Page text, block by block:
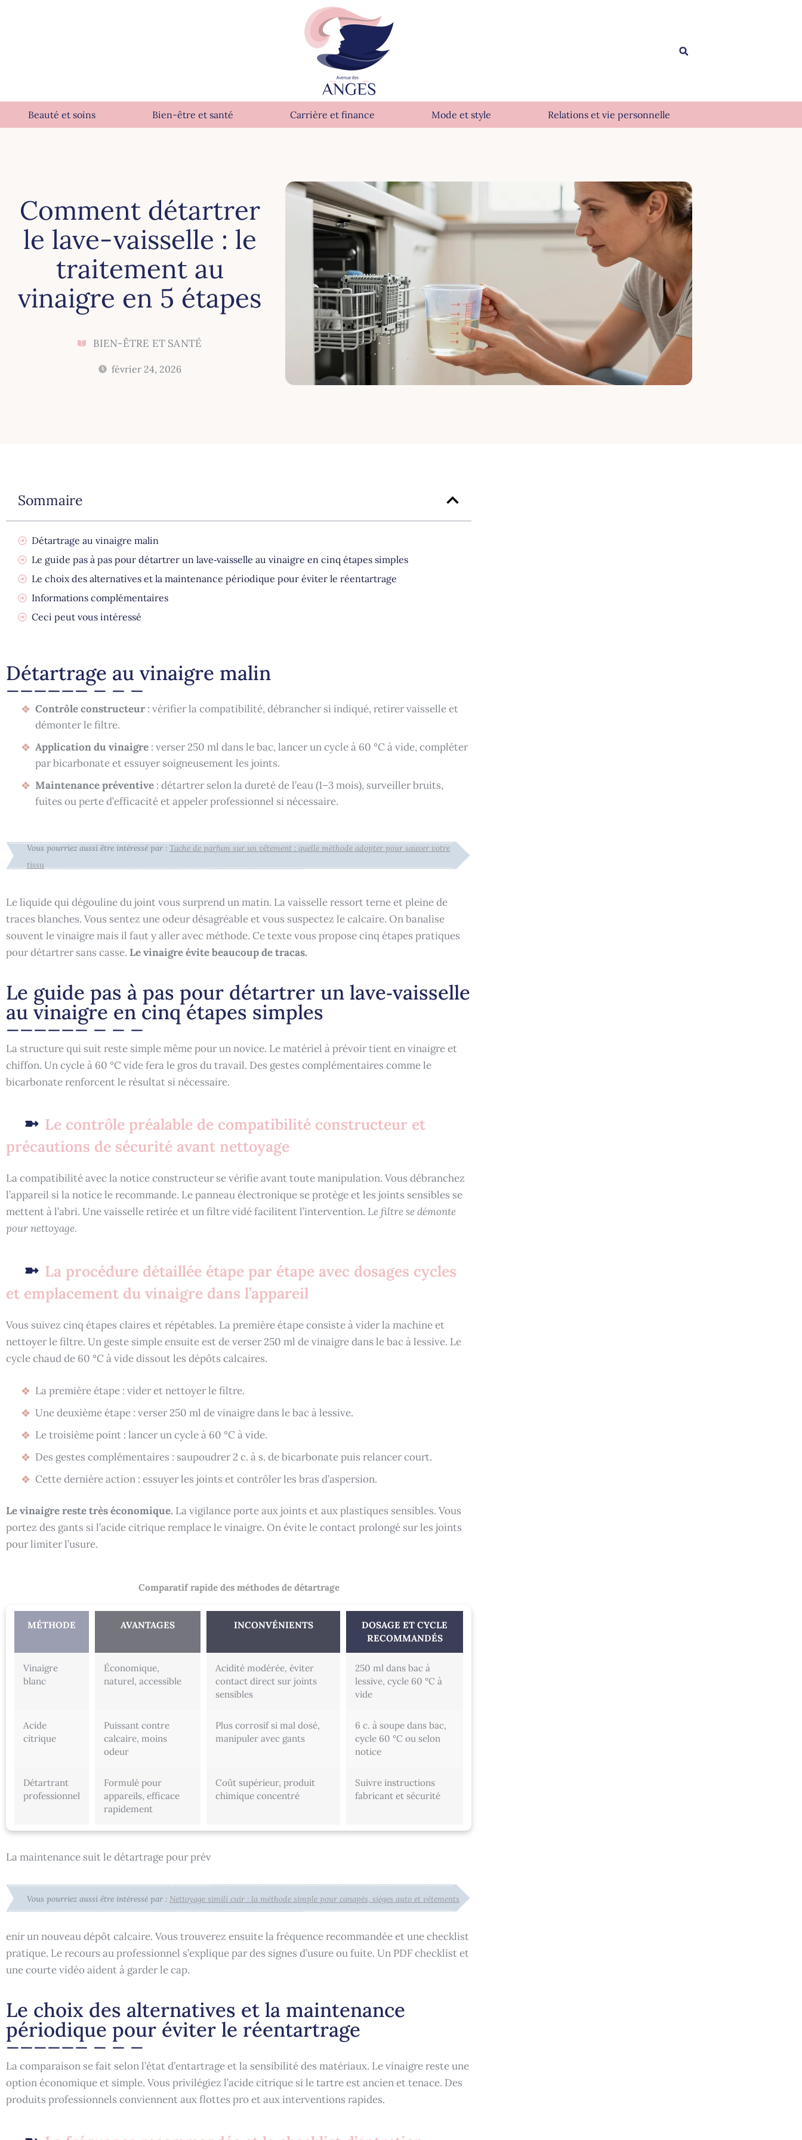
Beauté et soins Bien-être et santé Carrière et finance Mode et style Relations et vie personnelle
Comment détartrer
le lave-vaisselle : le
traitement au
vinaigre en 5 étapes
BIEN-ÊTRE ET SANTÉ
février 24, 2026
Sommaire
Détartrage au vinaigre malin
Le guide pas à pas pour détartrer un lave‑vaisselle au vinaigre en cinq étapes simples
Le choix des alternatives et la maintenance périodique pour éviter le réentartrage
Informations complémentaires
Ceci peut vous intéressé
Détartrage au vinaigre malin
Contrôle constructeur : vérifier la compatibilité, débrancher si indiqué, retirer vaisselle et
démonter le filtre.
Application du vinaigre : verser 250 ml dans le bac, lancer un cycle à 60 °C à vide, compléter
par bicarbonate et essuyer soigneusement les joints.
Maintenance préventive : détartrer selon la dureté de l’eau (1–3 mois), surveiller bruits,
fuites ou perte d’efficacité et appeler professionnel si nécessaire.
Vous pourriez aussi être intéressé par : Tache de parfum sur un vêtement : quelle méthode adopter pour sauver votre
tissu
Le liquide qui dégouline du joint vous surprend un matin. La vaisselle ressort terne et pleine de
traces blanches. Vous sentez une odeur désagréable et vous suspectez le calcaire. On banalise
souvent le vinaigre mais il faut y aller avec méthode. Ce texte vous propose cinq étapes pratiques
pour détartrer sans casse. Le vinaigre évite beaucoup de tracas.
Le guide pas à pas pour détartrer un lave‑vaisselle
au vinaigre en cinq étapes simples
La structure qui suit reste simple même pour un novice. Le matériel à prévoir tient en vinaigre et
chiffon. Un cycle à 60 °C vide fera le gros du travail. Des gestes complémentaires comme le
bicarbonate renforcent le résultat si nécessaire.
Le contrôle préalable de compatibilité constructeur et
précautions de sécurité avant nettoyage
La compatibilité avec la notice constructeur se vérifie avant toute manipulation. Vous débranchez
l’appareil si la notice le recommande. Le panneau électronique se protège et les joints sensibles se
mettent à l’abri. Une vaisselle retirée et un filtre vidé facilitent l’intervention. Le filtre se démonte
pour nettoyage.
La procédure détaillée étape par étape avec dosages cycles
et emplacement du vinaigre dans l’appareil
Vous suivez cinq étapes claires et répétables. La première étape consiste à vider la machine et
nettoyer le filtre. Un geste simple ensuite est de verser 250 ml de vinaigre dans le bac à lessive. Le
cycle chaud de 60 °C à vide dissout les dépôts calcaires.
La première étape : vider et nettoyer le filtre.
Une deuxième étape : verser 250 ml de vinaigre dans le bac à lessive.
Le troisième point : lancer un cycle à 60 °C à vide.
Des gestes complémentaires : saupoudrer 2 c. à s. de bicarbonate puis relancer court.
Cette dernière action : essuyer les joints et contrôler les bras d’aspersion.
Le vinaigre reste très économique. La vigilance porte aux joints et aux plastiques sensibles. Vous
portez des gants si l’acide citrique remplace le vinaigre. On évite le contact prolongé sur les joints
pour limiter l’usure.
Comparatif rapide des méthodes de détartrage
MÉTHODE AVANTAGES INCONVÉNIENTS
DOSAGE ET CYCLE
RECOMMANDÉS
Vinaigre
blanc
Économique,
naturel, accessible
Acidité modérée, éviter
contact direct sur joints
sensibles
250 ml dans bac à
lessive, cycle 60 °C à
vide
Acide
citrique
Puissant contre
calcaire, moins
odeur
Plus corrosif si mal dosé,
manipuler avec gants
6 c. à soupe dans bac,
cycle 60 °C ou selon
notice
Détartrant
professionnel
Formulé pour
appareils, efficace
rapidement
Coût supérieur, produit
chimique concentré
Suivre instructions
fabricant et sécurité
La maintenance suit le détartrage pour prév
Vous pourriez aussi être intéressé par : Nettoyage simili cuir : la méthode simple pour canapés, sièges auto et vêtements
enir un nouveau dépôt calcaire. Vous trouverez ensuite la fréquence recommandée et une checklist
pratique. Le recours au professionnel s’explique par des signes d’usure ou fuite. Un PDF checklist et
une courte vidéo aident à garder le cap.
Le choix des alternatives et la maintenance
périodique pour éviter le réentartrage
La comparaison se fait selon l’état d’entartrage et la sensibilité des matériaux. Le vinaigre reste une
option économique et simple. Vous privilégiez l’acide citrique si le tartre est ancien et tenace. Des
produits professionnels conviennent aux flottes pro et aux interventions rapides.